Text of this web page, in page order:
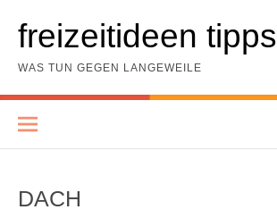
contentfreizeitideen tipps
WAS TUN GEGEN LANGEWEILE
DACH